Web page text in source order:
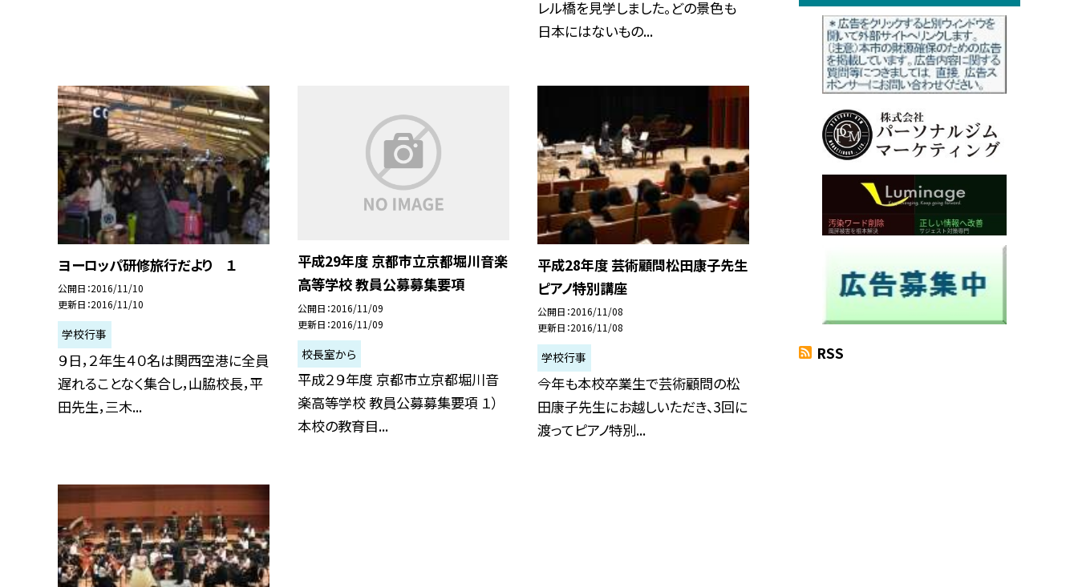
レル橋を見学しました。どの景色も
日本にはないもの...
ヨーロッパ研修旅行だより １
公開日 2016/11/10
更新日 2016/11/10
学校行事
９日，２年生４０名は関西空港に全員
遅れることなく集合し，山脇校長，平
田先生，三木...
平成29年度 京都市立京都堀川音楽
高等学校 教員公募募集要項
公開日 2016/11/09
更新日 2016/11/09
校長室から
平成２９年度 京都市立京都堀川音
楽高等学校 教員公募募集要項 １）
本校の教育目...
平成28年度 芸術顧問松田康子先生
ピアノ特別講座
公開日 2016/11/08
更新日 2016/11/08
学校行事
今年も本校卒業生で芸術顧問の松
田康子先生にお越しいただき、3回に
渡ってピアノ特別...
RSS